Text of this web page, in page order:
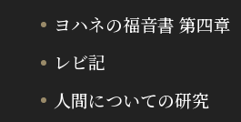
ヨハネの福音書 第四章
レビ記
人間についての研究